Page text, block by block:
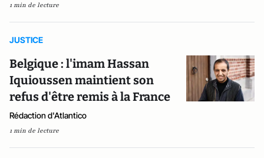
1 min de lecture
JUSTICE
Belgique : l'imam Hassan
Iquioussen maintient son
refus d'être remis à la France
Rédaction d'Atlantico
1 min de lecture